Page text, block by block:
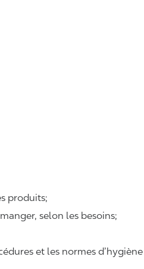
produits;
selon les besoins;
et les normes d’hygiène